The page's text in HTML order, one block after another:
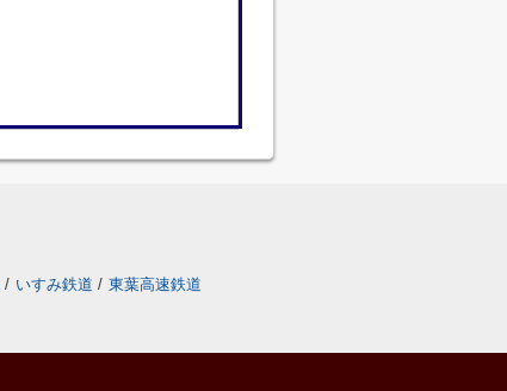
/ いすみ鉄道 / 東葉高速鉄道